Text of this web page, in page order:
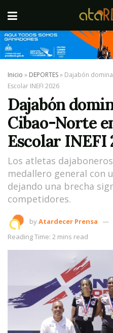
Inicio » DEPORTES» Dajabón
Escolar INEFI 2026
Dajabón
Cibao-Norte
Escolar INEFI
Los atletas
medallero general con
dejando una brecha
competidores.
byAtardecer Prensa
Reading Time: 2 mins read